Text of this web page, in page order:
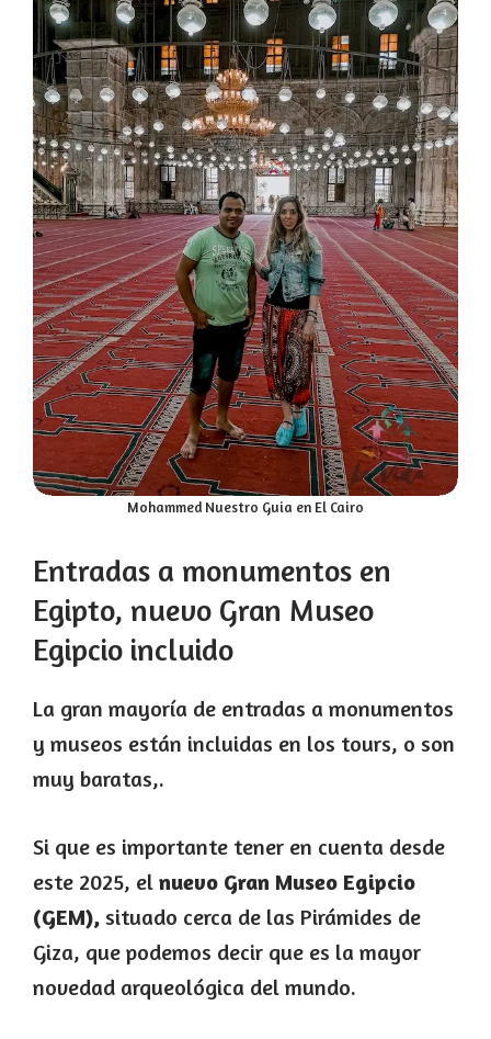
Mohammed Nuestro Guia en El Cairo
Entradas a monumentos en
Egipto, nuevo Gran Museo
Egipcio incluido
La gran mayoría de entradas a monumentos
y museos están incluidas en los tours, o son
muy baratas,.
Si que es importante tener en cuenta desde
este 2025, el nuevo Gran Museo Egipcio
(GEM), situado cerca de las Pirámides de
Giza, que podemos decir que es la mayor
novedad arqueológica del mundo.